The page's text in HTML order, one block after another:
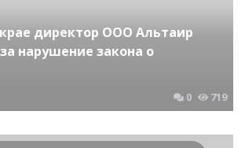
директор ООО Альтаир
нарушение закона о
0 719